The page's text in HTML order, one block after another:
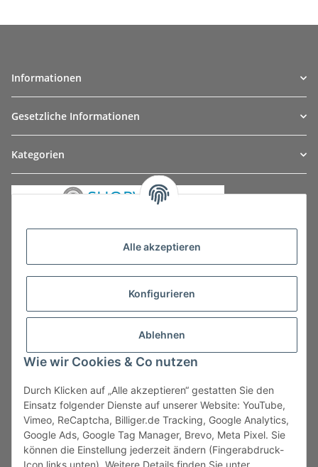
Informationen
Gesetzliche Informationen
Kategorien
Vertrag widerrufen
Alle akzeptieren
Konfigurieren
Ablehnen
Wie wir Cookies & Co nutzen
Durch Klicken auf „Alle akzeptieren“ gestatten Sie den
Einsatz folgender Dienste auf unserer Website: YouTube,
Vimeo, ReCaptcha, Billiger.de Tracking, Google Analytics,
Google Ads, Google Tag Manager, Brevo, Meta Pixel. Sie
können die Einstellung jederzeit ändern (Fingerabdruck-
Icon links unten). Weitere Details finden Sie unter